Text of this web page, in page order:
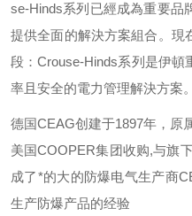
se-Hinds系列已經成為重要品
提供全面的解決方案組合。現
段：Crouse-Hinds系列是伊頓
率且安全的電力管理解決方案。
德国CEAG创建于1897年，原
美国COOPER集团收购,与旗
成了*的大的防爆电气生产商
生产防爆产品的经验